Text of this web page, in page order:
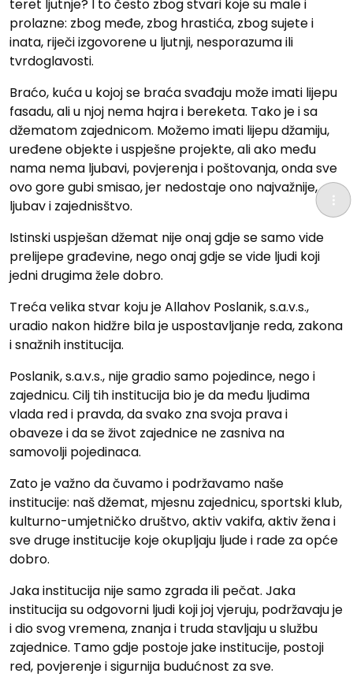
teret ljutnje? I to često zbog stvari koje su male i
prolazne: zbog međe, zbog hrastića, zbog sujete i
inata, riječi izgovorene u ljutnji, nesporazuma ili
tvrdoglavosti.
Braćo, kuća u kojoj se braća svađaju može imati lijepu
fasadu, ali u njoj nema hajra i bereketa. Tako je i sa
džematom zajednicom. Možemo imati lijepu džamiju,
uređene objekte i uspješne projekte, ali ako među
nama nema ljubavi, povjerenja i poštovanja, onda sve
ovo gore gubi smisao, jer nedostaje ono najvažnije,
ljubav i zajednisštvo.
Istinski uspješan džemat nije onaj gdje se samo vide
prelijepe građevine, nego onaj gdje se vide ljudi koji
jedni drugima žele dobro.
Treća velika stvar koju je Allahov Poslanik, s.a.v.s.,
uradio nakon hidžre bila je uspostavljanje reda, zakona
i snažnih institucija.
Poslanik, s.a.v.s., nije gradio samo pojedince, nego i
zajednicu. Cilj tih institucija bio je da među ljudima
vlada red i pravda, da svako zna svoja prava i
obaveze i da se život zajednice ne zasniva na
samovolji pojedinaca.
Zato je važno da čuvamo i podržavamo naše
institucije: naš džemat, mjesnu zajednicu, sportski klub,
kulturno-umjetničko društvo, aktiv vakifa, aktiv žena i
sve druge institucije koje okupljaju ljude i rade za opće
dobro.
Jaka institucija nije samo zgrada ili pečat. Jaka
institucija su odgovorni ljudi koji joj vjeruju, podržavaju je
i dio svog vremena, znanja i truda stavljaju u službu
zajednice. Tamo gdje postoje jake institucije, postoji
red, povjerenje i sigurnija budućnost za sve.